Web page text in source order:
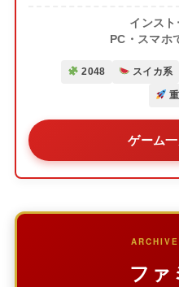
インスト
PC・スマホ
2048 スイカ系
ゲーム
ファ